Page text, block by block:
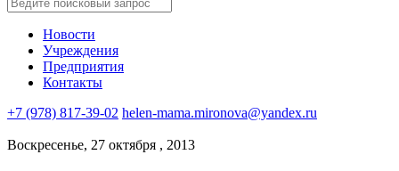
Новости
Учреждения
Предприятия
Контакты
+7 (978) 817-39-02 helen-mama.mironova@yandex.ru
Воскресенье, 27 октября , 2013